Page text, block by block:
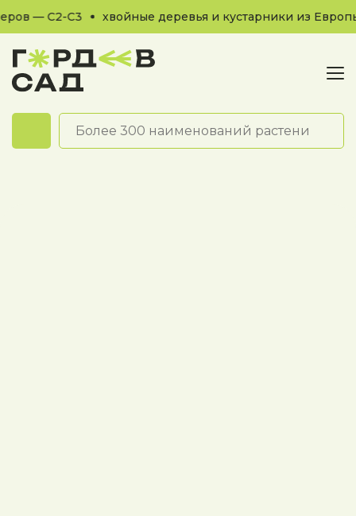
— С2-С3 хвойные деревья и кустарники из Европы
Обратный звонок